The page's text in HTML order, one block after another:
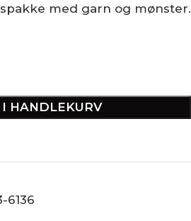
med garn og mønster.
I HANDLEKURV
6136